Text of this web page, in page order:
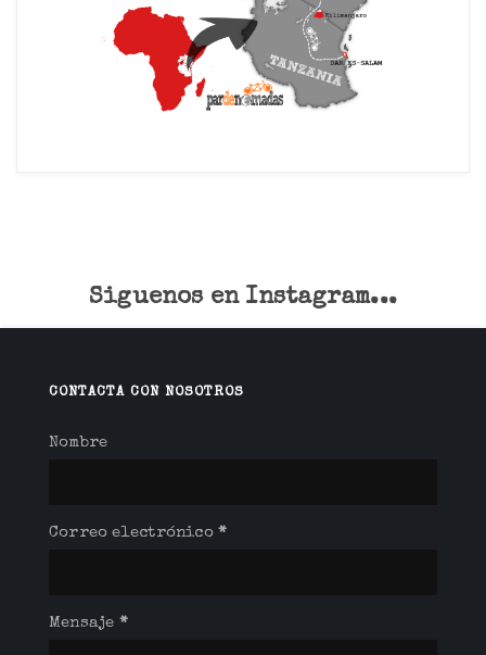
Siguenos en Instagram...
CONTACTA CON NOSOTROS
Nombre
Correo electrónico *
Mensaje *